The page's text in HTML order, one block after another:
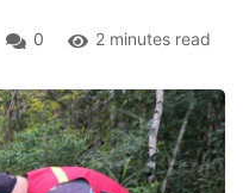
0 2 minutes read